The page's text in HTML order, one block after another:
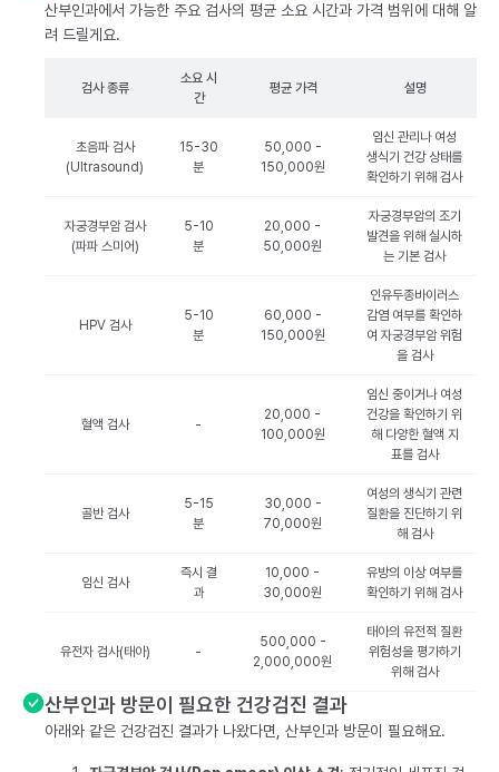
산부인과에서 가능한 주요 검사의 평균 소요 시간과 가격 범위에 대해 알
려 드릴게요.
검사 종류
소요 시
간
평균 가격 설명
초음파 검사
(Ultrasound)
15-30
분
50,000 -
150,000원
임신 관리나 여성
생식기 건강 상태를
확인하기 위해 검사
자궁경부암 검사
(파파 스미어)
5-10
분
20,000 -
50,000원
자궁경부암의 조기
발견을 위해 실시하
는 기본 검사
HPV 검사
5-10
분
60,000 -
150,000원
인유두종바이러스
감염 여부를 확인하
여 자궁경부암 위험
을 검사
혈액 검사 -
20,000 -
100,000원
임신 중이거나 여성
건강을 확인하기 위
해 다양한 혈액 지
표를 검사
골반 검사
5-15
분
30,000 -
70,000원
여성의 생식기 관련
질환을 진단하기 위
해 검사
임신 검사
즉시 결
과
10,000 -
30,000원
유방의 이상 여부를
확인하기 위해 검사
유전자 검사(태아) -
500,000 -
2,000,000원
태아의 유전적 질환
위험성을 평가하기
위해 검사
산부인과 방문이 필요한 건강검진 결과
아래와 같은 건강검진 결과가 나왔다면, 산부인과 방문이 필요해요.